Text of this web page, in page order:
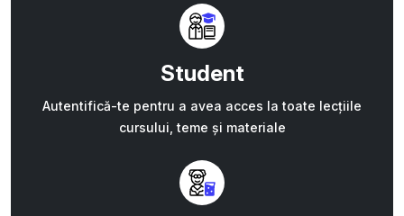
Student
Autentifică-te pentru a avea acces la toate lecțiile
cursului, teme și materiale